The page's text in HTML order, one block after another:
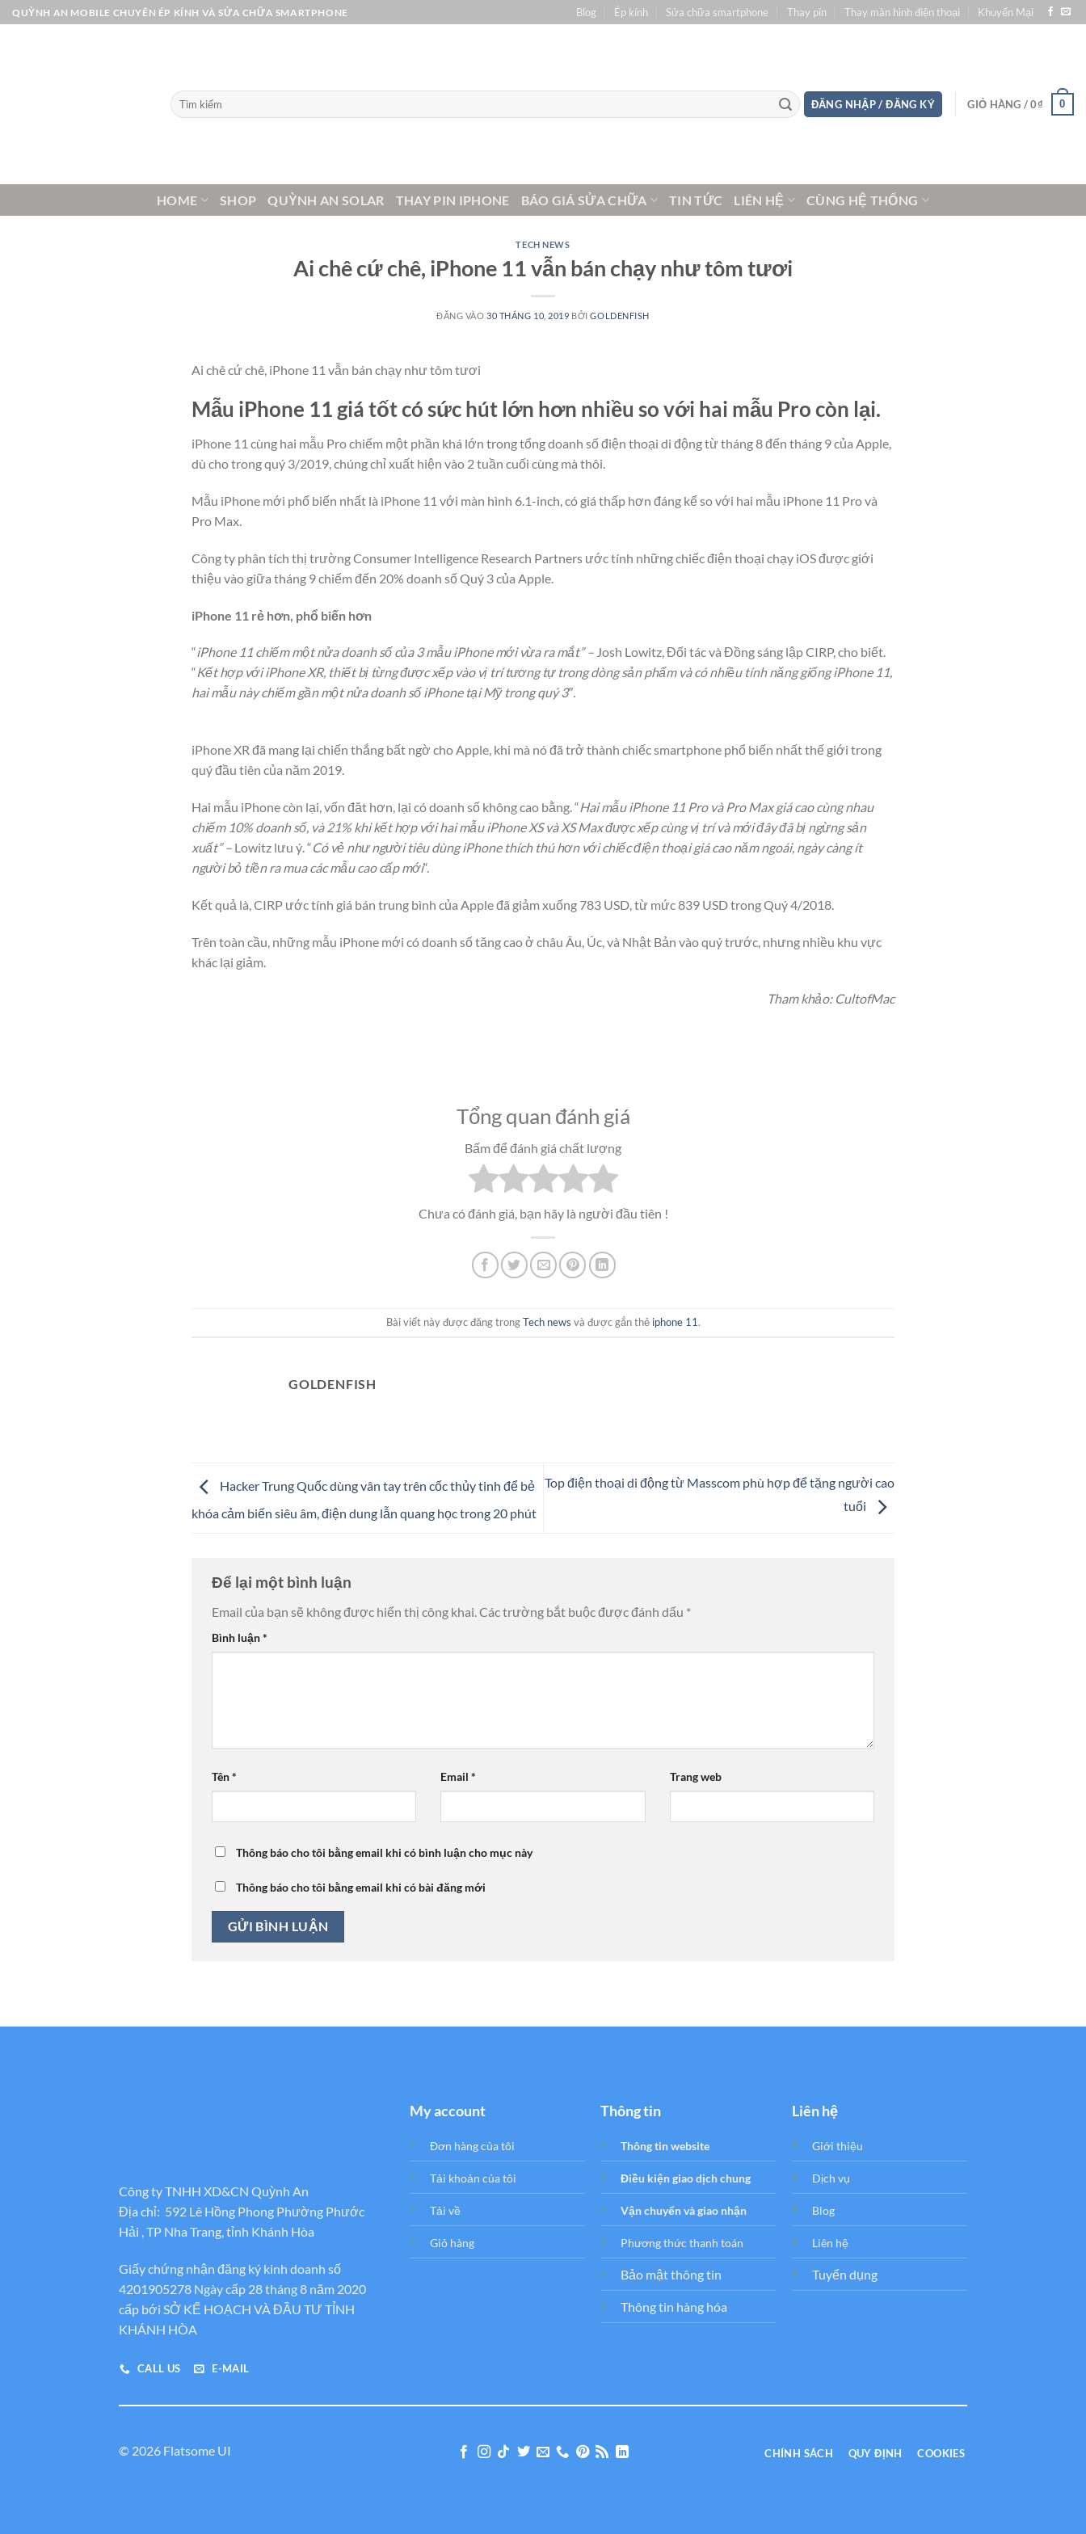
Bỏ
qua
QUỲNH AN MOBILE CHUYÊN ÉP KÍNH VÀ SỬA CHỮA SMARTPHONE Blog Ép kính Sửa chữa smartphone Thay pin Thay màn hình điện thoại Khuyến Mại
Tìm
kiếm:
ĐĂNG NHẬP / ĐĂNG KÝ GIỎ HÀNG /0₫ 0
HOME SHOP QUỲNH AN SOLAR THAY PIN IPHONE BÁO GIÁ SỬA CHỮA TIN TỨC LIÊN HỆ CÙNG HỆ THỐNG
TECH NEWS
Ai chê cứ chê, iPhone 11 vẫn bán chạy như tôm tươi
ĐĂNG VÀO 30 THÁNG 10, 2019 BỞIGOLDENFISH
Ai chê cứ chê, iPhone 11 vẫn bán chạy như tôm tươi
Mẫu iPhone 11 giá tốt có sức hút lớn hơn nhiều so với hai mẫu Pro còn lại.
iPhone 11 cùng hai mẫu Pro chiếm một phần khá lớn trong tổng doanh số điện thoại di động từ tháng 8 đến tháng 9 của Apple,
dù cho trong quý 3/2019, chúng chỉ xuất hiện vào 2 tuần cuối cùng mà thôi.
Mẫu iPhone mới phổ biến nhất là iPhone 11 với màn hình 6.1-inch, có giá thấp hơn đáng kể so với hai mẫu iPhone 11 Pro và
Pro Max.
Công ty phân tích thị trường Consumer Intelligence Research Partners ước tính những chiếc điện thoại chạy iOS được giới
thiệu vào giữa tháng 9 chiếm đến 20% doanh số Quý 3 của Apple.
iPhone 11 rẻ hơn, phổ biến hơn
“iPhone 11 chiếm một nửa doanh số của 3 mẫu iPhone mới vừa ra mắt” – Josh Lowitz, Đối tác và Đồng sáng lập CIRP, cho biết.
“Kết hợp với iPhone XR, thiết bị từng được xếp vào vị trí tương tự trong dòng sản phẩm và có nhiều tính năng giống iPhone 11,
hai mẫu này chiếm gần một nửa doanh số iPhone tại Mỹ trong quý 3″.
iPhone XR đã mang lại chiến thắng bất ngờ cho Apple, khi mà nó đã trở thành chiếc smartphone phổ biến nhất thế giới trong
quý đầu tiên của năm 2019.
Hai mẫu iPhone còn lại, vốn đăt hơn, lại có doanh số không cao bằng. “Hai mẫu iPhone 11 Pro và Pro Max giá cao cùng nhau
chiếm 10% doanh số, và 21% khi kết hợp với hai mẫu iPhone XS và XS Max được xếp cùng vị trí và mới đây đã bị ngừng sản
xuất” – Lowitz lưu ý. “Có vẻ như người tiêu dùng iPhone thích thú hơn với chiếc điện thoại giá cao năm ngoái, ngày càng ít
người bỏ tiền ra mua các mẫu cao cấp mới“.
Kết quả là, CIRP ước tính giá bán trung bình của Apple đã giảm xuống 783 USD, từ mức 839 USD trong Quý 4/2018.
Trên toàn cầu, những mẫu iPhone mới có doanh số tăng cao ở châu Âu, Úc, và Nhật Bản vào quý trước, nhưng nhiều khu vực
khác lại giảm.
Tham khảo: CultofMac
Tổng quan đánh giá
Bấm để đánh giá chất lượng
Chưa có đánh giá, bạn hãy là người đầu tiên !
Bài viết này được đăng trongTech news và được gắn thẻ iphone 11.
GOLDENFISH
Hacker Trung Quốc dùng vân tay trên cốc thủy tinh để bẻ
khóa cảm biến siêu âm, điện dung lẫn quang học trong 20 phút
Top điện thoại di động từ Masscom phù hợp để tặng người cao
tuổi
Để lại một bình luận
Email của bạn sẽ không được hiển thị công khai.Các trường bắt buộc được đánh dấu *
Bình luận*
Tên* Email* Trang web
Thông báo cho tôi bằng email khi có bình luận cho mục này
Thông báo cho tôi bằng email khi có bài đăng mới
Công ty TNHH XD&CN Quỳnh An
Địa chỉ: 592 Lê Hồng Phong Phường Phước
Hải , TP Nha Trang, tỉnh Khánh Hòa
Giấy chứng nhận đăng ký kinh doanh số
4201905278 Ngày cấp 28 tháng 8 năm 2020
cấp bới SỞ KẾ HOẠCH VÀ ĐẦU TƯ TỈNH
KHÁNH HÒA
CALL US E-MAIL
My account
Đơn hàng của tôi
Tải khoản của tôi
Tải về
Giỏ hàng
Thông tin
Thông tin website
Điều kiện giao dịch chung
Vận chuyển và giao nhận
Phương thức thanh toán
Bảo mật thông tin
Thông tin hàng hóa
Liên hệ
Giới thiệu
Dịch vụ
Blog
Liên hệ
Tuyển dụng
© 2026 Flatsome UI CHÍNH SÁCH QUY ĐỊNH COOKIES